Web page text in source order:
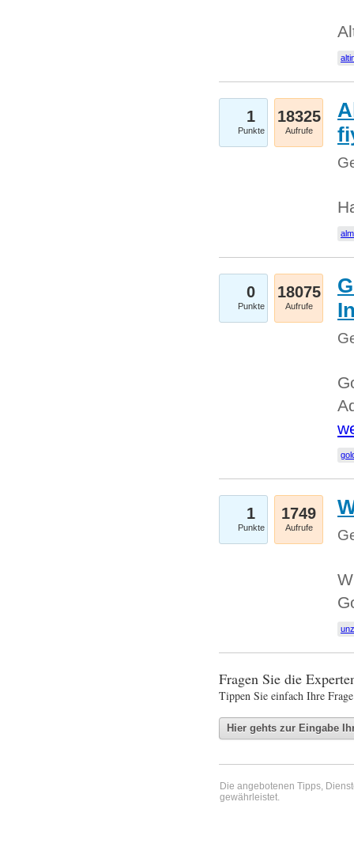
1
Punkte
18325
Aufrufe
0
Punkte
18075
Aufrufe
1
Punkte
1749
Aufrufe
Fragen Sie die
Tippen Sie einfach Ihre
Die angebotenen Tipps,
gewährleistet.